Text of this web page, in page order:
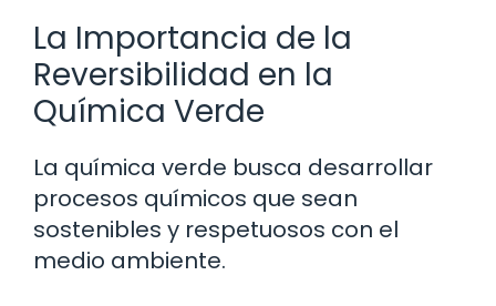
La Importancia de la
Reversibilidad en la
Química Verde
La química verde busca desarrollar
procesos químicos que sean
sostenibles y respetuosos con el
medio ambiente.